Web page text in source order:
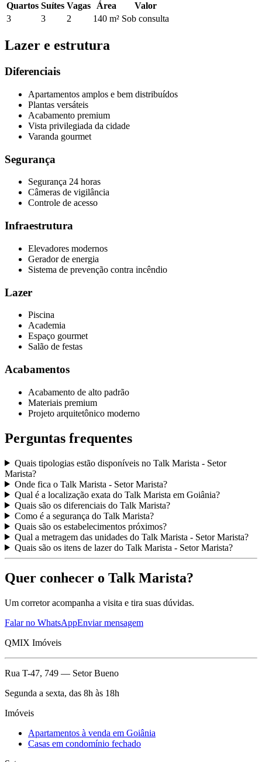
Quartos Suítes Vagas Área
Valor
3
3 2 140 m² Sob consulta
Lazer e estrutura
Diferenciais
Apartamentos amplos e bem distribuídos
Plantas versáteis
Acabamento premium
Vista privilegiada da cidade
Varanda gourmet
Segurança
Segurança 24 horas
Câmeras de vigilância
Controle de acesso
Infraestrutura
Elevadores modernos
Gerador de energia
Sistema de prevenção contra incêndio
Lazer
Piscina
Academia
Espaço gourmet
Salão de festas
Acabamentos
Acabamento de alto padrão
Materiais premium
Projeto arquitetônico moderno
Perguntas frequentes
Quais tipologias estão disponíveis no Talk Marista - Setor
Marista?
Onde fica o Talk Marista - Setor Marista?
Qual é a localização exata do Talk Marista em Goiânia?
Quais são os diferenciais do Talk Marista?
Como é a segurança do Talk Marista?
Quais são os estabelecimentos próximos?
Qual a metragem das unidades do Talk Marista - Setor Marista?
Quais são os itens de lazer do Talk Marista - Setor Marista?
Quer conhecer o Talk Marista?
Um corretor acompanha a visita e tira suas dúvidas.
Falar no WhatsAppEnviar mensagem
QMIX Imóveis
Rua T-47, 749 — Setor Bueno
Segunda a sexta, das 8h às 18h
Imóveis
Apartamentos à venda em Goiânia
Casas em condomínio fechado